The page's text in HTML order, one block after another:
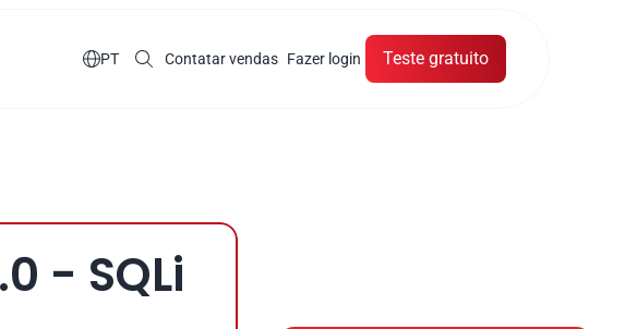
PT Contatar vendas Fazer login Teste gratuito
- SQLi